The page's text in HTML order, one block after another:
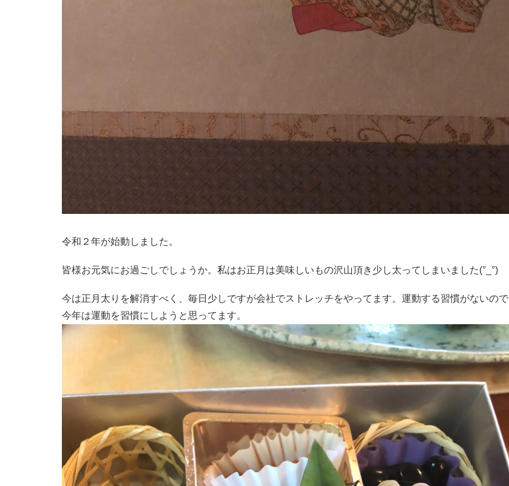
令和２年が始動しました。
皆様お元気にお過ごしでしょうか。私はお正月は美味しいもの沢山頂き少し太ってしまいました(°_°)
今は正月太りを解消すべく、毎日少しですが会社でストレッチをやってます。運動する習慣がないので
今年は運動を習慣にしようと思ってます。